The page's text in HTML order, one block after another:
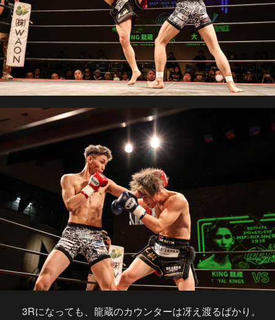
3Rになっても、龍蔵のカウンターは冴え渡るばかり。